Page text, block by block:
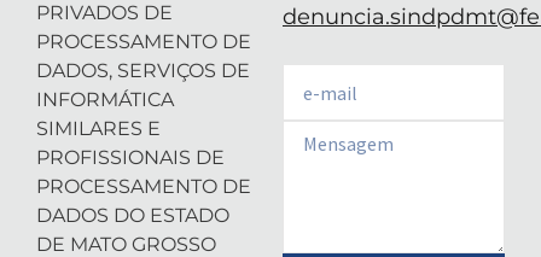
PRIVADOS DE
PROCESSAMENTO DE
DADOS, SERVIÇOS DE
INFORMÁTICA
SIMILARES E
PROFISSIONAIS DE
PROCESSAMENTO DE
DADOS DO ESTADO
DE MATO GROSSO
Email